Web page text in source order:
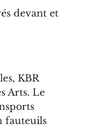
KBR
Arts. Le
fauteuils